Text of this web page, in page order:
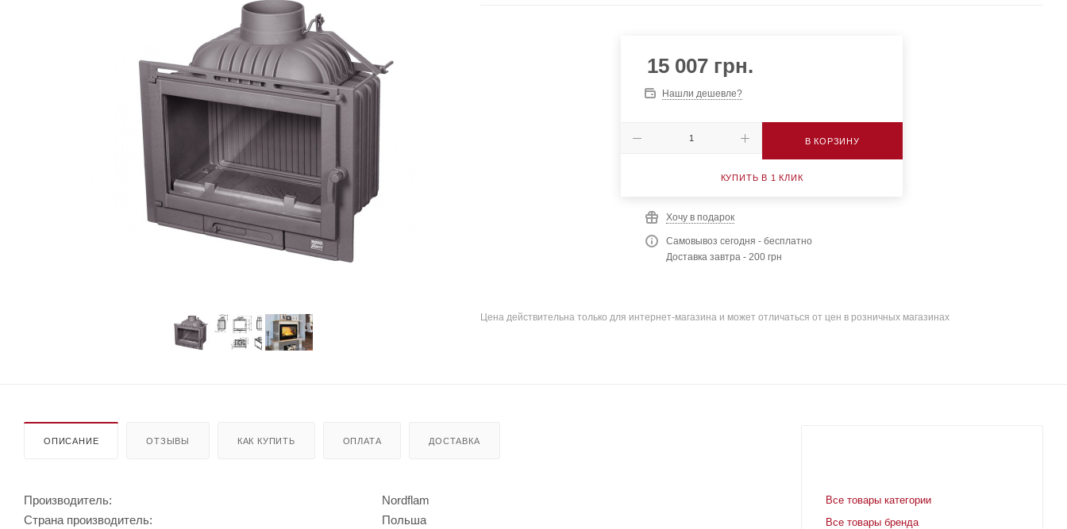
15 007 грн.
Нашли дешевле?
В КОРЗИНУ
КУПИТЬ В 1 КЛИК
Хочу в подарок
Самовывоз сегодня - бесплатно
Доставка завтра - 200 грн
Цена действительна только для интернет-магазина и может отличаться от цен в розничных магазинах
ОПИСАНИЕ ОТЗЫВЫ КАК КУПИТЬ ОПЛАТА ДОСТАВКА
Производитель:
Nordflam
Страна производитель:
Польша
Все товары категории
Все товары бренда